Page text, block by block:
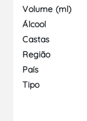
Volume (ml)
Álcool
Castas
Região
País
Tipo